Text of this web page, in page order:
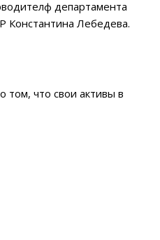
департамента
Константина Лебедева.
том, что свои активы в